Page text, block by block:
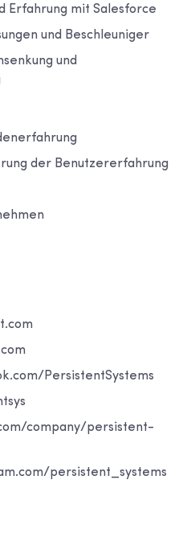
Erfahrung mit Salesforce
und Beschleuniger
und
der Benutzererfahrung
PersistentSystems
company/persistent-
persistent_systems